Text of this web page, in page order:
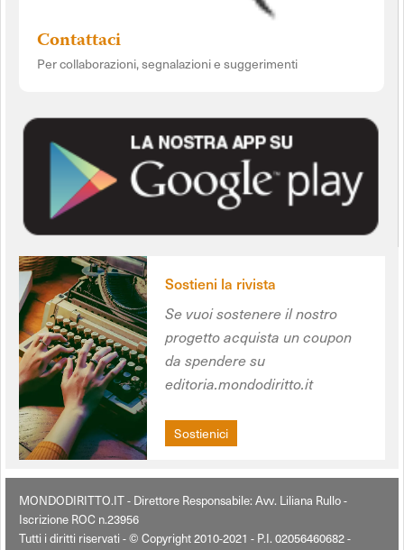
Contattaci
Per collaborazioni, segnalazioni e suggerimenti
Sostieni la rivista
Se vuoi sostenere il nostro
progetto acquista un coupon
da spendere su
editoria.mondodiritto.it
Sostienici
MONDODIRITTO.IT - Direttore Responsabile: Avv. Liliana Rullo -
Iscrizione ROC n.23956
Tutti i diritti riservati - © Copyright 2010-2021 - P.I. 02056460682 -